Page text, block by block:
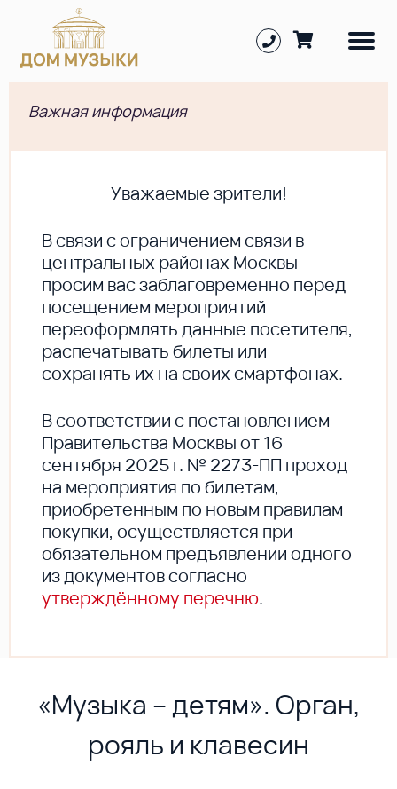
Важная информация
Уважаемые зрители!
В cвязи с ограничением связи в
центральных районах Москвы
просим вас заблаговременно перед
посещением мероприятий
переоформлять данные посетителя,
распечатывать билеты или
сохранять их на своих смартфонах.
В соответствии с постановлением
Правительства Москвы от 16
сентября 2025 г. № 2273-ПП проход
на мероприятия по билетам,
приобретенным по новым правилам
покупки, осуществляется при
обязательном предъявлении одного
из документов согласно
утверждённому перечню.
«Музыка – детям». Орган,
рояль и клавесин